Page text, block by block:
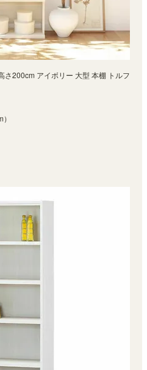
さ200cm アイボリー 大型 本棚 トルフ